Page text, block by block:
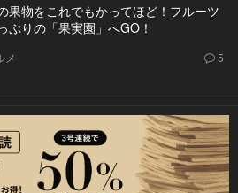
果物をこれでもかってほど！フルーツ
ぷりの「果実園」へGO！
メ 5